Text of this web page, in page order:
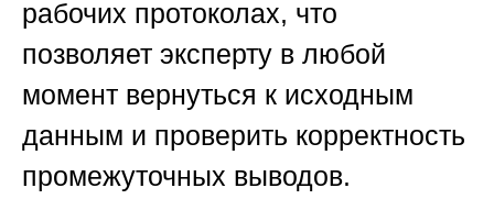
рабочих протоколах, что
позволяет эксперту в любой
момент вернуться к исходным
данным и проверить корректность
промежуточных выводов.